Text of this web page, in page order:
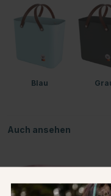
Blau
Auch ansehen